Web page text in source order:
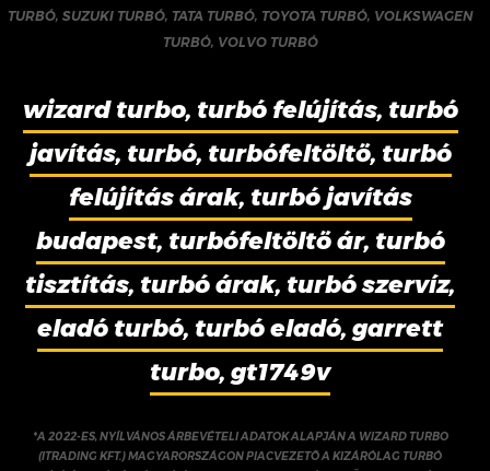
TURBÓ,SUZUKI TURBÓ, TATA TURBÓ, TOYOTA TURBÓ, VOLKSWAGEN
TURBÓ, VOLVO TURBÓ
wizard turbo, turbó felújítás, turbó
javítás, turbó, turbófeltöltő, turbó
felújítás árak, turbó javítás
budapest, turbófeltöltő ár, turbó
tisztítás, turbó árak, turbó szervíz,
eladó turbó, turbó eladó, garrett
turbo, gt1749v
*A 2022-ES, NYÍLVÁNOS ÁRBEVÉTELI ADATOK ALAPJÁN A WIZARD TURBO
(ITRADING KFT.) MAGYARORSZÁGON PIACVEZETŐ A KIZÁRÓLAG TURBÓ